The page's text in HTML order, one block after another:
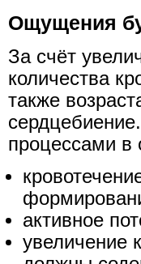
Ощущения
За счёт
количества
также
процессами в
активное
увеличение